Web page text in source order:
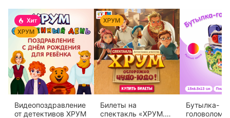
Видеопоздравление
от детективов ХРУМ
Билеты на
спектакль «ХРУМ.
Бутылка-